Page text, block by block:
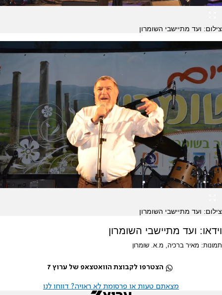
צילום: ועד מתיישבי השומרון
צילום: ועד מתיישבי השומרון
וידאו: ועד מתיישבי השומרון
תמונות: מאיר ברכיה, מ.א. שומרון
הצטרפו לקבוצת הוואטצאפ של ערוץ 7
מצאתם טעות או פרסומת לא ראויה? דווחו לנו